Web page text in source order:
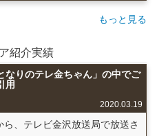
もっと見る
紹介実績
なりのテレ金ちゃん」の中でご
用
2020.03.19
、テレビ金沢放送局で放送さ